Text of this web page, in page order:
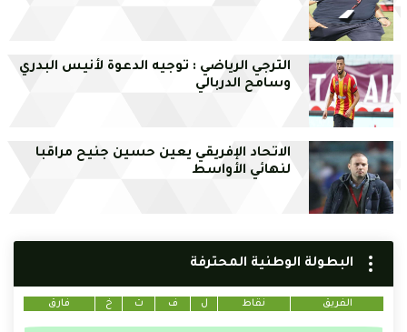
الترجي الرياضي : توجيه الدعوة لأنيس البدري
وسامح الدربالي
الاتحاد الإفريقي يعين حسين جنيح مراقبا
لنهائي الأواسط
البطولة الوطنية المحترفة
الفريق نقاط ل ف ت خ فارق